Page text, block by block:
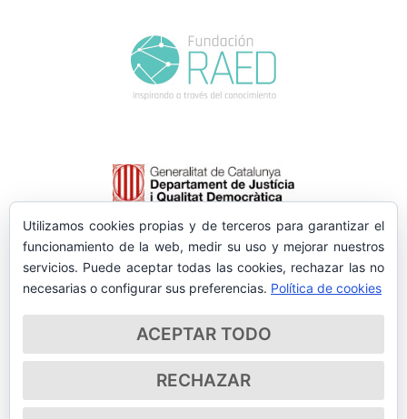
Utilizamos cookies propias y de terceros para garantizar el
funcionamiento de la web, medir su uso y mejorar nuestros
servicios. Puede aceptar todas las cookies, rechazar las no
necesarias o configurar sus preferencias. Política de cookies
ACEPTAR TODO
RECHAZAR